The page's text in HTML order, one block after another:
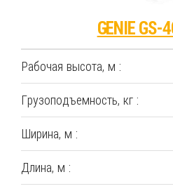
GENIE GS-
Рабочая высота, м :
Грузоподъемность, кг :
Ширина, м :
Длина, м :